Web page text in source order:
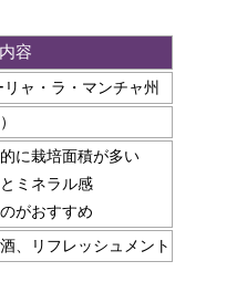
内容
ャ・ラ・マンチャ州
に栽培面積が多い
ミネラル感
がおすすめ
、リフレッシュメント